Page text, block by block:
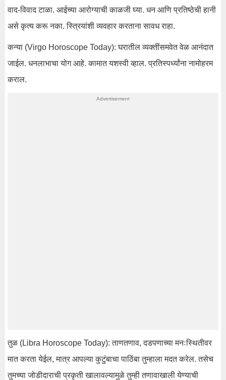
वाद-विवाद टाळा. आईच्या आरोग्याची काळजी घ्या. धन आणि प्रतिष्ठेची हानी
असे कृत्य करू नका. स्त्रियांशी व्यवहार करताना सावध राहा.
कन्या (Virgo Horoscope Today): घरातील व्यक्तींसमवेत वेळ आनंदात
जाईल. धनलाभाचा योग आहे. कामात यशस्वी व्हाल. प्रतिस्पर्ध्यांना नामोहरम
कराल.
तुळ (Libra Horoscope Today): ताणतणाव, दडपणाच्या मनःस्थितीवर
मात करता येईल, मात्र आपल्या कुटुंबाचा पाठिंबा तुम्हाला मदत करेल. तसेच
तुमच्या जोडीदाराची प्रकृती खालावल्यामुळे तुम्ही तणावाखाली येण्याची